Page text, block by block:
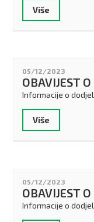
Više
05/12/2023
OBAVIJEST
Informacije o
Više
05/12/2023
OBAVIJEST
Informacije o